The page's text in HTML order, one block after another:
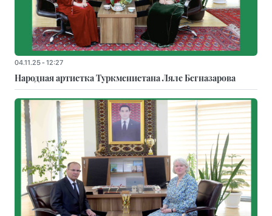
04.11.25 - 12:27
Народная артистка Туркменистана Ляле Бегназарова